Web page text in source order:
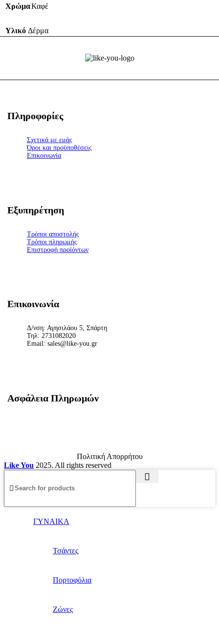
ΧρώμαΚαφέ
Υλικό Δέρμα
Πληροφορίες
Σχετικά με εμάς
Όροι και προϋποθέσεις
Επικοινωνία
Εξυπηρέτηση
Τρόποι αποστολής
Τρόποι πληρωμής
Επιστροφή προϊόντων
Επικοινωνία
Δ/νση: Αγησιλάου 5, Σπάρτη
Τηλ: 2731082020
Email: sales@like-you.gr
Ασφάλεια Πληρωμών
Πολιτική Απορρήτου
Like You 2025. All rights reserved
ΓΥΝΑΙΚΑ
Τσάντες
Πορτοφόλια
Ζώνες